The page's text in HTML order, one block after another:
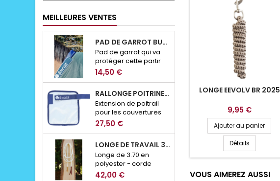
MEILLEURES VENTES
PAD DE GARROT BUCAS
Pad de garrot qui va
protéger cette partir
sesnsible des
éventuels frottement
14,50 €
RALLONGE POITRINE CLICK N'GO BUCAS
Extension de poitrail
pour les couvertures
de la marque Bucas
avec système de
27,50 €
LONGE DE TRAVAIL 3.70M MOUSQUETON SECURITE BROCKAMP
Longe de 3.70 en
polyester - corde
13mm
42,00 €
LONGE EEVOLV BR 2025
9,95 €
Ajouter au panier
Détails
VOUS AIMEREZ AUSSI